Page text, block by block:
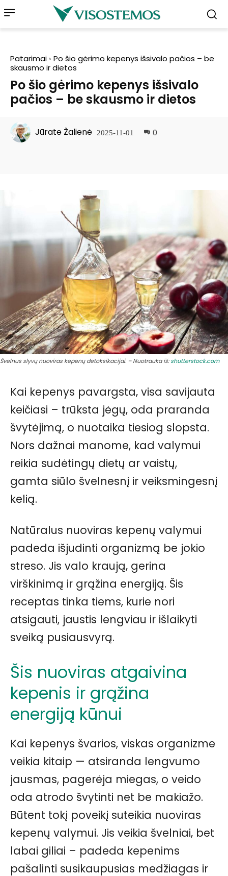
Patarimai
Po šio gėrimo kepenys išsivalo pačios – be
skausmo ir dietos
Po šio gėrimo kepenys išsivalo
pačios – be skausmo ir dietos
Jūrate Žalienė 2025-11-01 0
Švelnus slyvų nuoviras kepenų detoksikacijai. – Nuotrauka iš:shutterstock.com
Kai kepenys pavargsta, visa savijauta
keičiasi – trūksta jėgų, oda praranda
švytėjimą, o nuotaika tiesiog slopsta.
Nors dažnai manome, kad valymui
reikia sudėtingų dietų ar vaistų,
gamta siūlo švelnesnį ir veiksmingesnį
kelią.
Natūralus nuoviras kepenų valymui
padeda išjudinti organizmą be jokio
streso. Jis valo kraują, gerina
virškinimą ir grąžina energiją. Šis
receptas tinka tiems, kurie nori
atsigauti, jaustis lengviau ir išlaikyti
sveiką pusiausvyrą.
Šis nuoviras atgaivina
kepenis ir grąžina
energiją kūnui
Kai kepenys švarios, viskas organizme
veikia kitaip — atsiranda lengvumo
jausmas, pagerėja miegas, o veido
oda atrodo švytinti net be makiažo.
Būtent tokį poveikį suteikia nuoviras
kepenų valymui. Jis veikia švelniai, bet
labai giliai – padeda kepenims
pašalinti susikaupusias medžiagas ir